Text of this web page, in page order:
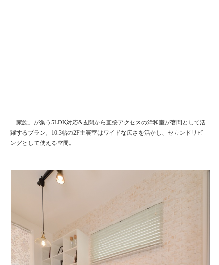
「家族」が集う5LDK対応&玄関から直接アクセスの洋和室が客間として活
躍するプラン。10.3帖の2F主寝室はワイドな広さを活かし、セカンドリビ
ングとして使える空間。